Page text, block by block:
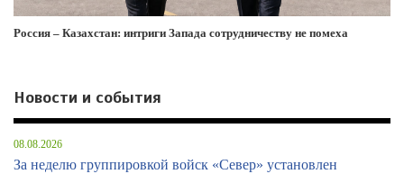
Россия – Казахстан: интриги Запада сотрудничеству не помеха
Новости и события
08.08.2026
За неделю группировкой войск «Север» установлен